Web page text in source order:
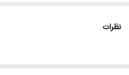
سیستم‌های صوتی مجالس، هیئت، سالن‌های
نظرات